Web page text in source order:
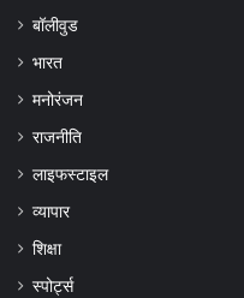
बॉलीवुड
भारत
मनोरंजन
राजनीति
लाइफस्टाइल
व्यापार
शिक्षा
स्पोर्ट्स